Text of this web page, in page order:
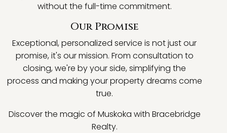
without the full-time commitment.
Our Promise
Exceptional, personalized service is not just our
promise, it's our mission. From consultation to
closing, we're by your side, simplifying the
process and making your property dreams come
true.
Discover the magic of Muskoka with Bracebridge
Realty.